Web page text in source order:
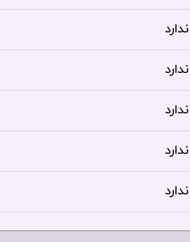
ندارد
ندارد
ندارد
ندارد
ندارد